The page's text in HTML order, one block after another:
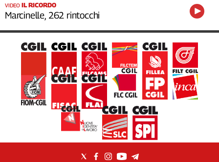
VIDEO IL RICORDO
Marcinelle, 262 rintocchi